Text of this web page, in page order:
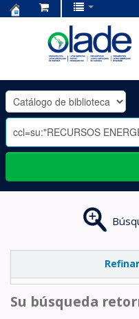
OLADE
-
Su búsqueda